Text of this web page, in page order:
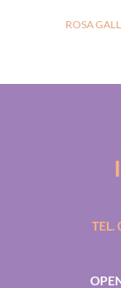
ROSA
TEL.